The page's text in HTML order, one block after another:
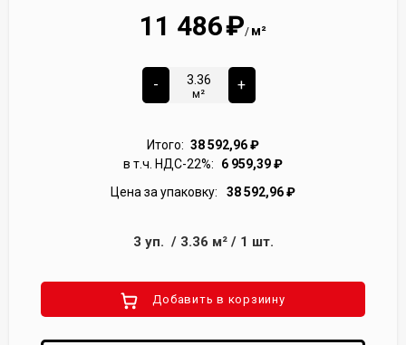
11 486₽/ м²
-
м²
+
Итого: 38 592,96₽
в т.ч. НДС-22%:
6 959,39₽
Цена за упаковку:
38 592,96₽
3 уп. / 3.36 м²/ 1 шт.
Добавить в корзиину